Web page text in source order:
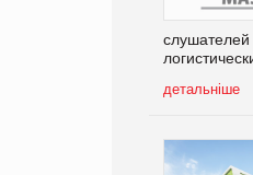
слушателей
детальніше